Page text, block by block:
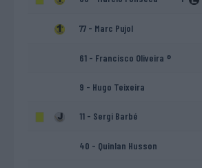
77 - Marc Pujol
61 - Francisco Oliveira ®
9 - Hugo Teixeira
11 - Sergi Barbé
40 - Quinlan Husson